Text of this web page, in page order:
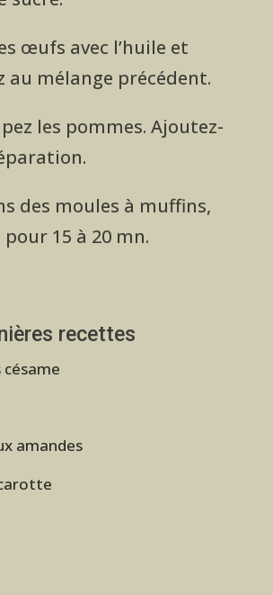
œufs avec l’huile et
au mélange précédent.
les pommes. Ajoutez-
des moules à muffins,
15 à 20 mn.
recettes
amandes